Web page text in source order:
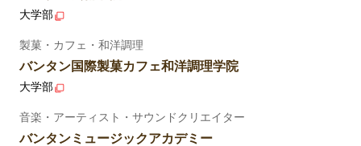
大学部
製菓・カフェ・和洋調理
バンタン国際製菓カフェ和洋調理学院
大学部
音楽・アーティスト・サウンドクリエイター
バンタンミュージックアカデミー